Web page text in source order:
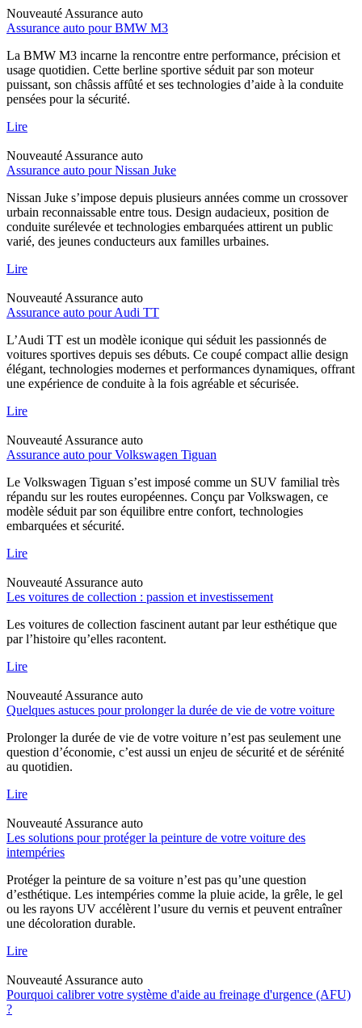
Nouveauté Assurance auto
Assurance auto pour BMW M3
La BMW M3 incarne la rencontre entre performance, précision et
usage quotidien. Cette berline sportive séduit par son moteur
puissant, son châssis affûté et ses technologies d’aide à la conduite
pensées pour la sécurité.
Lire
Nouveauté Assurance auto
Assurance auto pour Nissan Juke
Nissan Juke s’impose depuis plusieurs années comme un crossover
urbain reconnaissable entre tous. Design audacieux, position de
conduite surélevée et technologies embarquées attirent un public
varié, des jeunes conducteurs aux familles urbaines.
Lire
Nouveauté Assurance auto
Assurance auto pour Audi TT
L’Audi TT est un modèle iconique qui séduit les passionnés de
voitures sportives depuis ses débuts. Ce coupé compact allie design
élégant, technologies modernes et performances dynamiques, offrant
une expérience de conduite à la fois agréable et sécurisée.
Lire
Nouveauté Assurance auto
Assurance auto pour Volkswagen Tiguan
Le Volkswagen Tiguan s’est imposé comme un SUV familial très
répandu sur les routes européennes. Conçu par Volkswagen, ce
modèle séduit par son équilibre entre confort, technologies
embarquées et sécurité.
Lire
Nouveauté Assurance auto
Les voitures de collection : passion et investissement
Les voitures de collection fascinent autant par leur esthétique que
par l’histoire qu’elles racontent.
Lire
Nouveauté Assurance auto
Quelques astuces pour prolonger la durée de vie de votre voiture
Prolonger la durée de vie de votre voiture n’est pas seulement une
question d’économie, c’est aussi un enjeu de sécurité et de sérénité
au quotidien.
Lire
Nouveauté Assurance auto
Les solutions pour protéger la peinture de votre voiture des
intempéries
Protéger la peinture de sa voiture n’est pas qu’une question
d’esthétique. Les intempéries comme la pluie acide, la grêle, le gel
ou les rayons UV accélèrent l’usure du vernis et peuvent entraîner
une décoloration durable.
Lire
Nouveauté Assurance auto
Pourquoi calibrer votre système d'aide au freinage d'urgence (AFU)
?